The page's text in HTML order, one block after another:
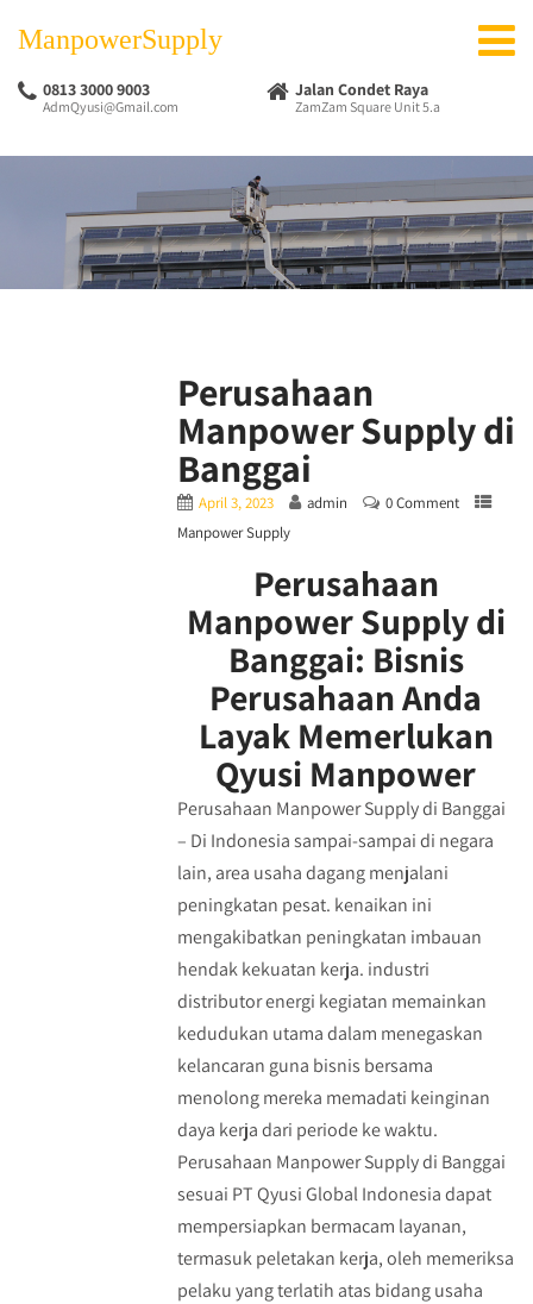
ManpowerSupply
0813 3000 9003
AdmQyusi@Gmail.com
Jalan Condet Raya
ZamZam Square Unit 5.a
Perusahaan
Manpower Supply di
Banggai
April 3, 2023 admin
0 Comment
Manpower Supply
Perusahaan
Manpower Supply di
Banggai: Bisnis
Perusahaan Anda
Layak Memerlukan
Qyusi Manpower
Perusahaan Manpower Supply di Banggai
– Di Indonesia sampai-sampai di negara
lain, area usaha dagang menjalani
peningkatan pesat. kenaikan ini
mengakibatkan peningkatan imbauan
hendak kekuatan kerja. industri
distributor energi kegiatan memainkan
kedudukan utama dalam menegaskan
kelancaran guna bisnis bersama
menolong mereka memadati keinginan
daya kerja dari periode ke waktu.
Perusahaan Manpower Supply di Banggai
sesuai PT Qyusi Global Indonesia dapat
mempersiapkan bermacam layanan,
termasuk peletakan kerja, oleh memeriksa
pelaku yang terlatih atas bidang usaha